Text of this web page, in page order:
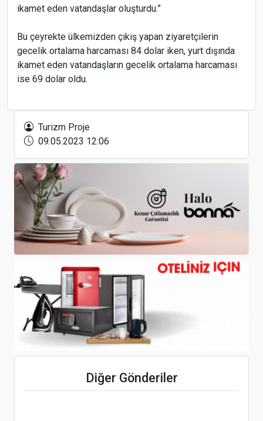
ikamet eden vatandaşlar oluşturdu.”
Bu çeyrekte ülkemizden çıkış yapan ziyaretçilerin
gecelik ortalama harcaması 84 dolar iken, yurt dışında
ikamet eden vatandaşların gecelik ortalama harcaması
ise 69 dolar oldu.
Turizm Proje
09.05.2023 12:06
Diğer Gönderiler
oldu
Rusların yüzde 70'i , İstanbul'dan transit geçti
Rus yatırımcılardan, Bodrum’a kompleks bir proje
geliyor
2024’te seyahat ve turizmde rekor öngörüyor